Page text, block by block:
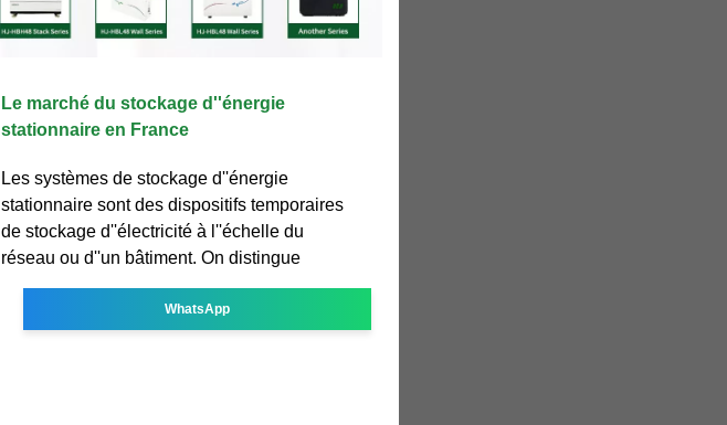
Le marché du stockage d''énergie
stationnaire en France
Les systèmes de stockage d''énergie
stationnaire sont des dispositifs temporaires
de stockage d''électricité à l''échelle du
réseau ou d''un bâtiment. On distingue
WhatsApp